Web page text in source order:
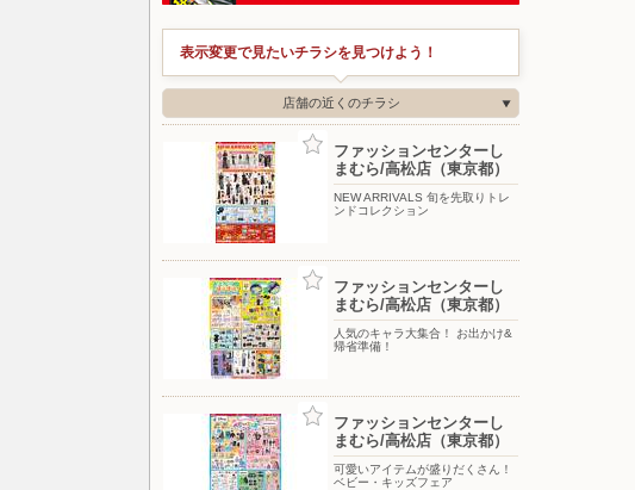
表示変更で見たいチラシを見つけよう！
店舗の近くのチラシ
ファッションセンターし
まむら/高松店（東京都）
NEW ARRIVALS 旬を先取りトレ
ンドコレクション
ファッションセンターし
まむら/高松店（東京都）
人気のキャラ大集合！ お出かけ&
帰省準備！
ファッションセンターし
まむら/高松店（東京都）
可愛いアイテムが盛りだくさん！
ベビー・キッズフェア